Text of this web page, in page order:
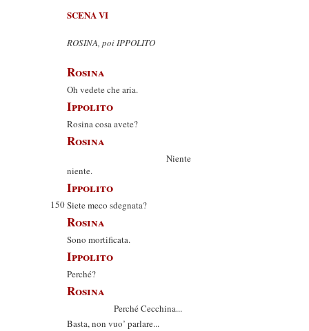
SCENA VI
ROSINA, poi IPPOLITO
Rosina
Oh vedete che aria.
Ippolito
Rosina cosa avete?
Rosina
Niente
niente.
Ippolito
150Siete meco sdegnata?
Rosina
Sono mortificata.
Ippolito
Perché?
Rosina
Perché Cecchina...
Basta, non vuo’ parlare...